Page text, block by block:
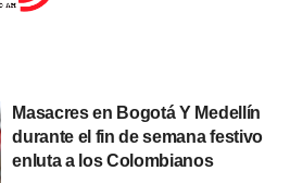
Masacres en Bogotá Y Medellín
durante el fin de semana festivo
enluta a los Colombianos